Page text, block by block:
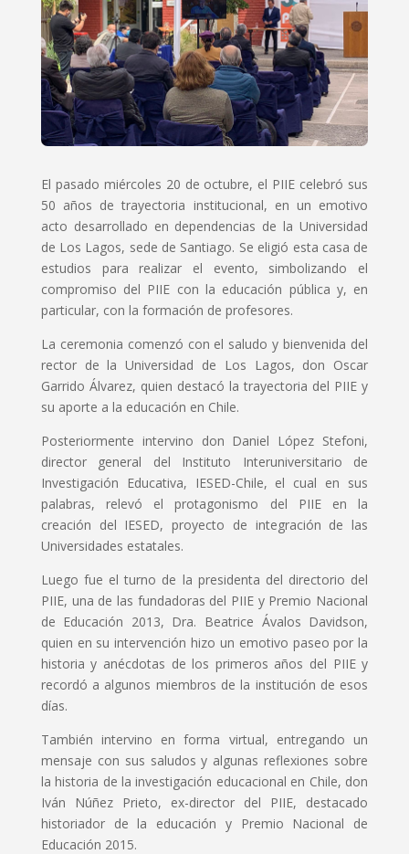
El pasado miércoles 20 de octubre, el PIIE celebró sus
50 años de trayectoria institucional, en un emotivo
acto desarrollado en dependencias de la Universidad
de Los Lagos, sede de Santiago. Se eligió esta casa de
estudios para realizar el evento, simbolizando el
compromiso del PIIE con la educación pública y, en
particular, con la formación de profesores.
La ceremonia comenzó con el saludo y bienvenida del
rector de la Universidad de Los Lagos, don Oscar
Garrido Álvarez, quien destacó la trayectoria del PIIE y
su aporte a la educación en Chile.
Posteriormente intervino don Daniel López Stefoni,
director general del Instituto Interuniversitario de
Investigación Educativa, IESED-Chile, el cual en sus
palabras, relevó el protagonismo del PIIE en la
creación del IESED, proyecto de integración de las
Universidades estatales.
Luego fue el turno de la presidenta del directorio del
PIIE, una de las fundadoras del PIIE y Premio Nacional
de Educación 2013, Dra. Beatrice Ávalos Davidson,
quien en su intervención hizo un emotivo paseo por la
historia y anécdotas de los primeros años del PIIE y
recordó a algunos miembros de la institución de esos
días.
También intervino en forma virtual, entregando un
mensaje con sus saludos y algunas reflexiones sobre
la historia de la investigación educacional en Chile, don
Iván Núñez Prieto, ex-director del PIIE, destacado
historiador de la educación y Premio Nacional de
Educación 2015.